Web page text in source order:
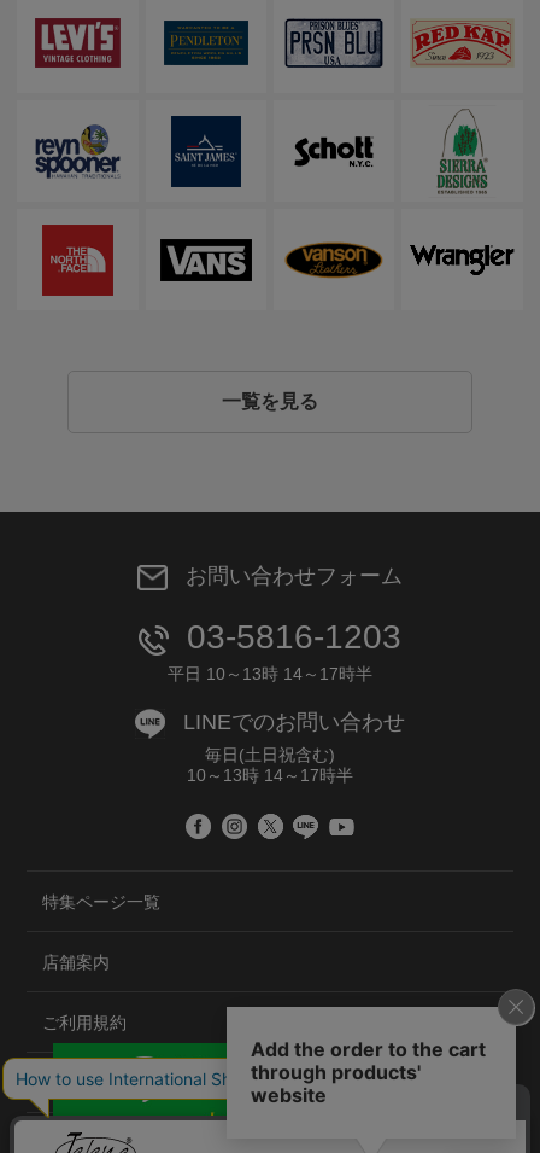
一覧を見る
お問い合わせフォーム
03-5816-1203
平日 10～13時 14～17時半
LINEでのお問い合わせ
毎日(土日祝含む)
10～13時 14～17時半
特集ページ一覧
店舗案内
ご利用規約
プライバシーポリシー
特定商取引法について